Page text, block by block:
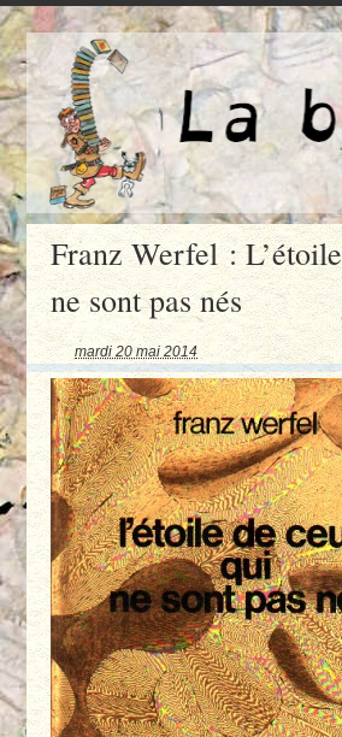
Franz Werfel :
ne sont pas nés
mardi 20 mai 2014